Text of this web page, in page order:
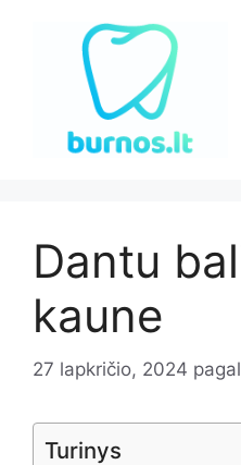
Dantu
kaune
27 lapkričio, 2024 pagal
Turinys